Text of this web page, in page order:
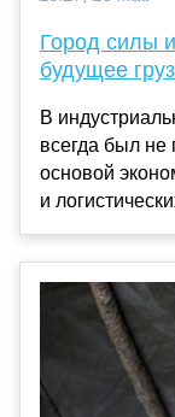
Город силы
будущее
В
всегда был не
основой
и